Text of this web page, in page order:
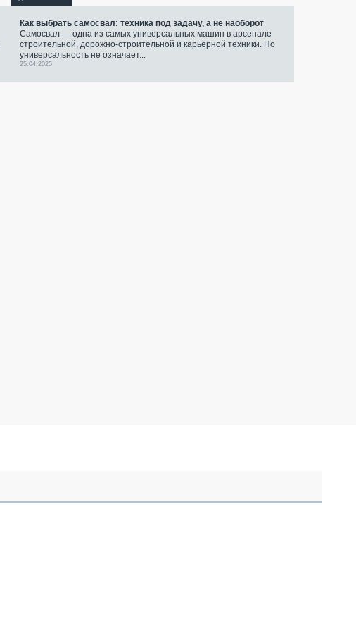
Как выбрать самосвал: техника под задачу, а не наоборот
Самосвал — одна из самых универсальных машин в арсенале
строительной, дорожно-строительной и карьерной техники. Но
универсальность не означает...
25.04.2025